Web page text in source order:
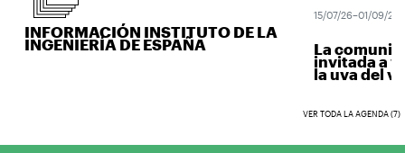
INFORMACIÓN INSTITUTO DE LA
INGENIERÍA DE ESPAÑA
15/07/26–01/09/26
La
invitada a
la uva del
VER TODA LA AGENDA (7)